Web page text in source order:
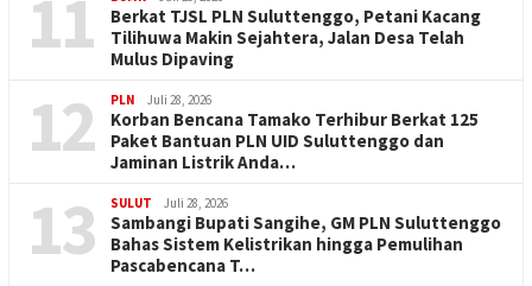
11
Berkat TJSL PLN Suluttenggo, Petani Kacang
Tilihuwa Makin Sejahtera, Jalan Desa Telah
Mulus Dipaving
12 PLN Juli 28, 2026
Korban Bencana Tamako Terhibur Berkat 125
Paket Bantuan PLN UID Suluttenggo dan
Jaminan Listrik Anda…
13 SULUT Juli 28, 2026
Sambangi Bupati Sangihe, GM PLN Suluttenggo
Bahas Sistem Kelistrikan hingga Pemulihan
Pascabencana T…